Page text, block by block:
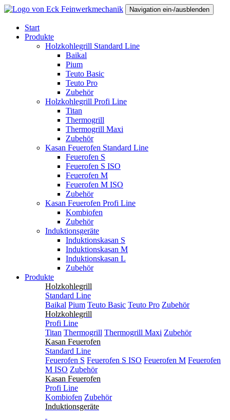
Navigation ein-/ausblenden
Start
Produkte
Holzkohlegrill Standard Line
Baikal
Pium
Teuto Basic
Teuto Pro
Zubehör
Holzkohlegrill Profi Line
Titan
Thermogrill
Thermogrill Maxi
Zubehör
Kasan Feuerofen Standard Line
Feuerofen S
Feuerofen S ISO
Feuerofen M
Feuerofen M ISO
Zubehör
Kasan Feuerofen Profi Line
Kombiofen
Zubehör
Induktionsgeräte
Induktionskasan S
Induktionskasan M
Induktionskasan L
Zubehör
Produkte
Holzkohlegrill
Standard Line
Baikal Pium Teuto Basic Teuto Pro Zubehör
Holzkohlegrill
Profi Line
Titan Thermogrill Thermogrill Maxi Zubehör
Kasan Feuerofen
Standard Line
Feuerofen S Feuerofen S ISO Feuerofen M Feuerofen
M ISO Zubehör
Kasan Feuerofen
Profi Line
Kombiofen Zubehör
Induktionsgeräte